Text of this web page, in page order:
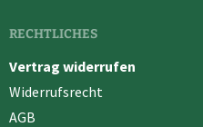
RECHTLICHES
Vertrag widerrufen
Widerrufsrecht
AGB